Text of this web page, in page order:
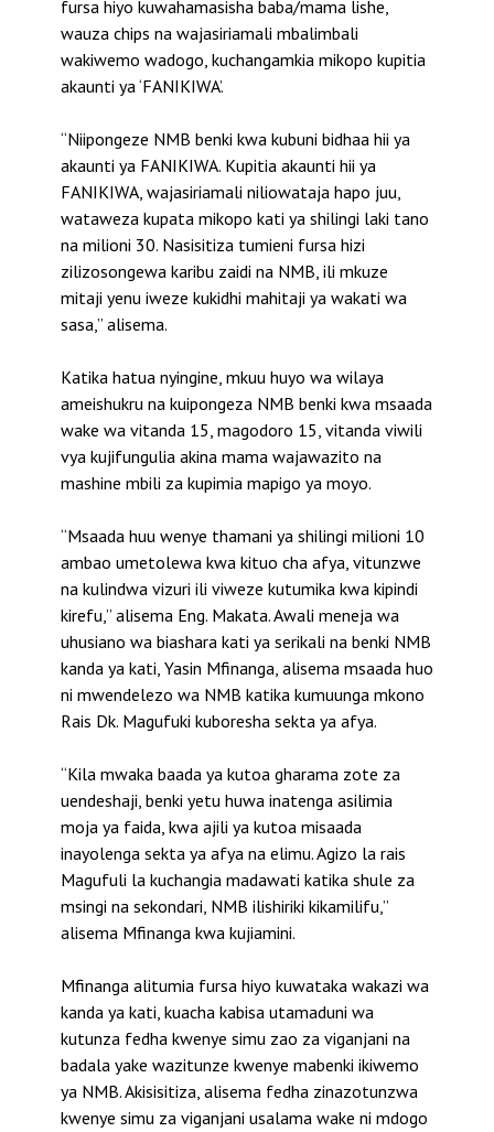
fursa hiyo kuwahamasisha baba/mama lishe,
wauza chips na wajasiriamali mbalimbali
wakiwemo wadogo, kuchangamkia mikopo kupitia
akaunti ya ‘FANIKIWA’.
“Niipongeze NMB benki kwa kubuni bidhaa hii ya
akaunti ya FANIKIWA. Kupitia akaunti hii ya
FANIKIWA, wajasiriamali niliowataja hapo juu,
wataweza kupata mikopo kati ya shilingi laki tano
na milioni 30. Nasisitiza tumieni fursa hizi
zilizosongewa karibu zaidi na NMB, ili mkuze
mitaji yenu iweze kukidhi mahitaji ya wakati wa
sasa,” alisema.
Katika hatua nyingine, mkuu huyo wa wilaya
ameishukru na kuipongeza NMB benki kwa msaada
wake wa vitanda 15, magodoro 15, vitanda viwili
vya kujifungulia akina mama wajawazito na
mashine mbili za kupimia mapigo ya moyo.
“Msaada huu wenye thamani ya shilingi milioni 10
ambao umetolewa kwa kituo cha afya, vitunzwe
na kulindwa vizuri ili viweze kutumika kwa kipindi
kirefu,” alisema Eng. Makata. Awali meneja wa
uhusiano wa biashara kati ya serikali na benki NMB
kanda ya kati, Yasin Mfinanga, alisema msaada huo
ni mwendelezo wa NMB katika kumuunga mkono
Rais Dk. Magufuki kuboresha sekta ya afya.
“Kila mwaka baada ya kutoa gharama zote za
uendeshaji, benki yetu huwa inatenga asilimia
moja ya faida, kwa ajili ya kutoa misaada
inayolenga sekta ya afya na elimu. Agizo la rais
Magufuli la kuchangia madawati katika shule za
msingi na sekondari, NMB ilishiriki kikamilifu,”
alisema Mfinanga kwa kujiamini.
Mfinanga alitumia fursa hiyo kuwataka wakazi wa
kanda ya kati, kuacha kabisa utamaduni wa
kutunza fedha kwenye simu zao za viganjani na
badala yake wazitunze kwenye mabenki ikiwemo
ya NMB. Akisisitiza, alisema fedha zinazotunzwa
kwenye simu za viganjani usalama wake ni mdogo